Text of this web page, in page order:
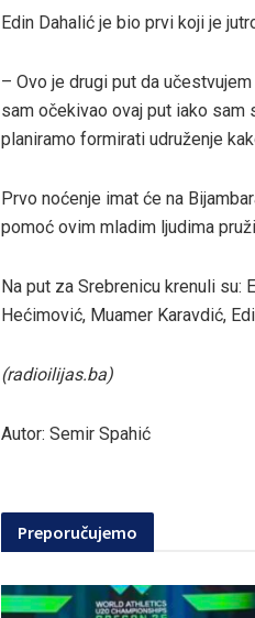
Edin Dahalić je bio prvi koji je
– Ovo je drugi put da
sam očekivao ovaj put iako sam
planiramo formirati udruženje
Prvo noćenje imat će na
pomoć ovim mladim ljudima
Na put za Srebrenicu krenuli su:
Hećimović, Muamer Karavdić,
(radioilijas.ba)
Autor: Semir Spahić
Preporučujemo